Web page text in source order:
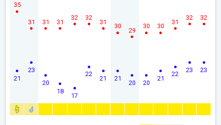
21
35
23
31
20
31
18
31
17
32
22
32
21
31
21
30
20
29
20
30
21
30
22
31
23
32
23
32